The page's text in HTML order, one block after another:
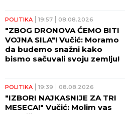
POLITIKA 19:57 08.08.2026
"ZBOG DRONOVA ĆEMO BITI
VOJNA SILA"! Vučić: Moramo
da budemo snažni kako
bismo sačuvali svoju zemlju!
POLITIKA 19:39 08.08.2026
"IZBORI NAJKASNIJE ZA TRI
MESECA!" Vučić: Molim vas